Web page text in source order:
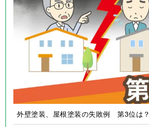
外壁塗装、屋根塗装の失敗例 第3位は？